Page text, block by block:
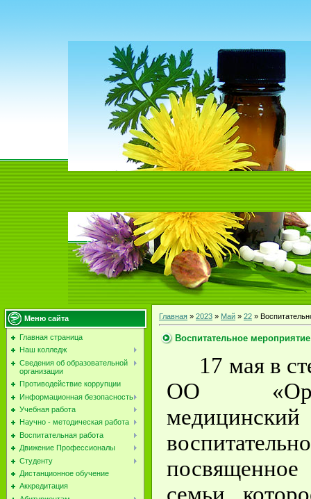
Меню сайта
Главная страница
Наш колледж
Сведения об образовательной
организации
Противодействие коррупции
Информационная безопасность
Учебная работа
Научно - методическая работа
Воспитательная работа
Движение Профессионалы
Студенту
Дистанционное обучение
Аккредитация
Главная » 2023 » Май » 22 »
Воспитательное
17 мая в
ОО
семьи,